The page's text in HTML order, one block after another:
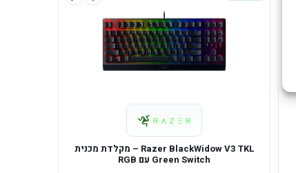
Razer BlackWidow V3 TKL – מקלדת מכנית
Green Switch עם RGB